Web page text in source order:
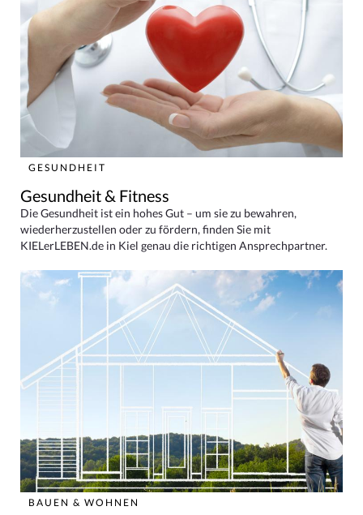
GESUNDHEIT
Gesundheit & Fitness
Die Gesundheit ist ein hohes Gut – um sie zu bewahren,
wiederherzustellen oder zu fördern, finden Sie mit
KIELerLEBEN.de in Kiel genau die richtigen Ansprechpartner.
BAUEN & WOHNEN